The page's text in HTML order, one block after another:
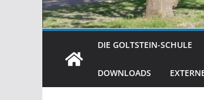
DIE GOLTSTEIN-SCHULE
DOWNLOADS